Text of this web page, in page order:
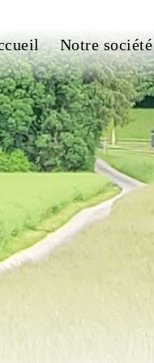
Notre société